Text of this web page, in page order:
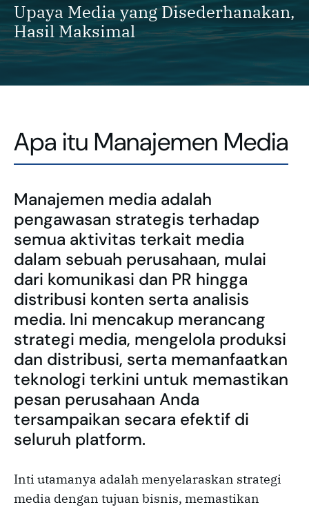
Upaya Media yang Disederhanakan,
Hasil Maksimal
Apa itu Manajemen Media
Manajemen media adalah
pengawasan strategis terhadap
semua aktivitas terkait media
dalam sebuah perusahaan, mulai
dari komunikasi dan PR hingga
distribusi konten serta analisis
media. Ini mencakup merancang
strategi media, mengelola produksi
dan distribusi, serta memanfaatkan
teknologi terkini untuk memastikan
pesan perusahaan Anda
tersampaikan secara efektif di
seluruh platform.
Inti utamanya adalah menyelaraskan strategi
media dengan tujuan bisnis, memastikan